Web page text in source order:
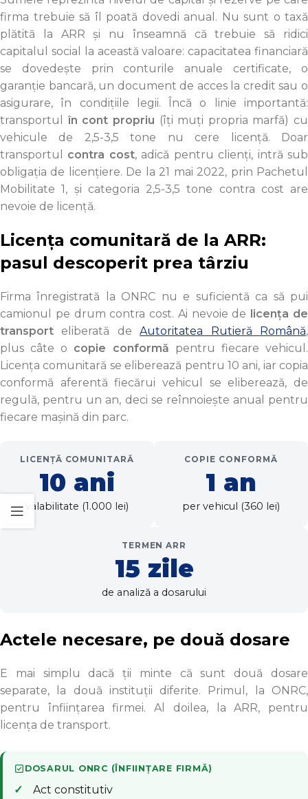
firma trebuie să îl poată dovedi anual. Nu sunt o taxă
plătită la ARR și nu înseamnă că trebuie să ridici
capitalul social la această valoare: capacitatea financiară
se dovedește prin conturile anuale certificate, o
garanție bancară, un document de acces la credit sau o
asigurare, în condițiile legii. Încă o linie importantă:
transportulîn cont propriu (îți muți propria marfă) cu
vehicule de 2,5-3,5 tone nu cere licență. Doar
transportul contra cost, adică pentru clienți, intră sub
obligația de licențiere. De la 21 mai 2022, prin Pachetul
Mobilitate 1, și categoria 2,5-3,5 tone contra cost are
nevoie de licență.
Licența comunitară de la ARR:
pasul descoperit prea târziu
Firma înregistrată la ONRC nu e suficientă ca să pui
camionul pe drum contra cost. Ai nevoie de licența de
transport eliberată deAutoritatea Rutieră Română,
plus câte o copie conformă pentru fiecare vehicul.
Licența comunitară se eliberează pentru 10 ani, iar copia
conformă aferentă fiecărui vehicul se eliberează, de
regulă, pentru un an, deci se reînnoiește anual pentru
fiecare mașină din parc.
LICENȚĂ COMUNITARĂ
10 ani
valabilitate (1.000 lei)
COPIE CONFORMĂ
1 an
per vehicul (360 lei)
TERMEN ARR
15 zile
de analiză a dosarului
Actele necesare, pe două dosare
E mai simplu dacă ții minte că sunt două dosare
separate, la două instituții diferite. Primul, la ONRC,
pentru înființarea firmei. Al doilea, la ARR, pentru
licența de transport.
DOSARUL ONRC (ÎNFIINȚARE FIRMĂ)
Act constitutiv